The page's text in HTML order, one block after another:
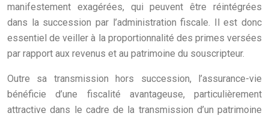
manifestement exagérées, qui peuvent être réintégrées
dans la succession par l’administration fiscale. Il est donc
essentiel de veiller à la proportionnalité des primes versées
par rapport aux revenus et au patrimoine du souscripteur.
Outre sa transmission hors succession, l’assurance-vie
bénéficie d’une fiscalité avantageuse, particulièrement
attractive dans le cadre de la transmission d’un patrimoine